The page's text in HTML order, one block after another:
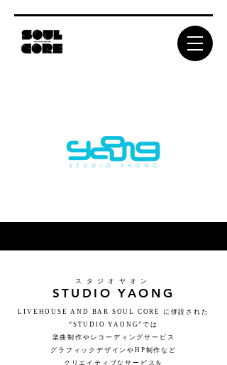
​スタジオヤオン
​STUDIO YAONG
LIVEHOUSE AND BAR SOUL CORE に併設された
”STUDIO YAONG”では
楽曲制作やレコーディングサービス
グラフィックデザインやHP制作など
​クリエイティブなサービスを